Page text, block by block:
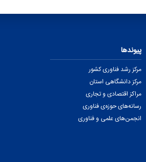
پیوندها
مرکز رشد فناوری کشور
مرکز دانشگاهی استان
مراکز اقتصادی و تجاری
رسانه‌های حوزه‌ی فناوری
انجمن‌های علمی و فناوری